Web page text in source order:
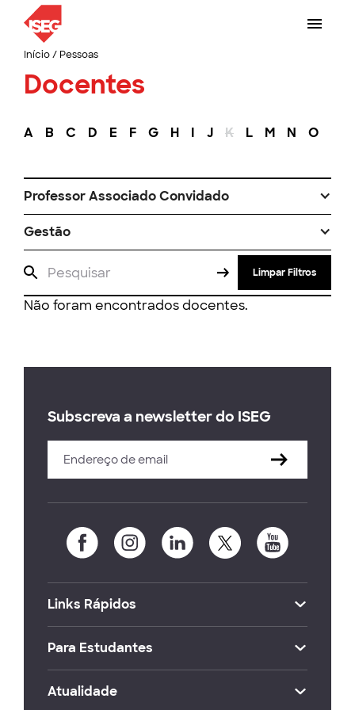
Início/ Pessoas
Docentes
A B C D E F G H I J K L M N O
Professor Associado Convidado
Gestão
Limpar Filtros
Não foram encontrados docentes.
Subscreva a newsletter do ISEG
Links Rápidos
Para Estudantes
Atualidade